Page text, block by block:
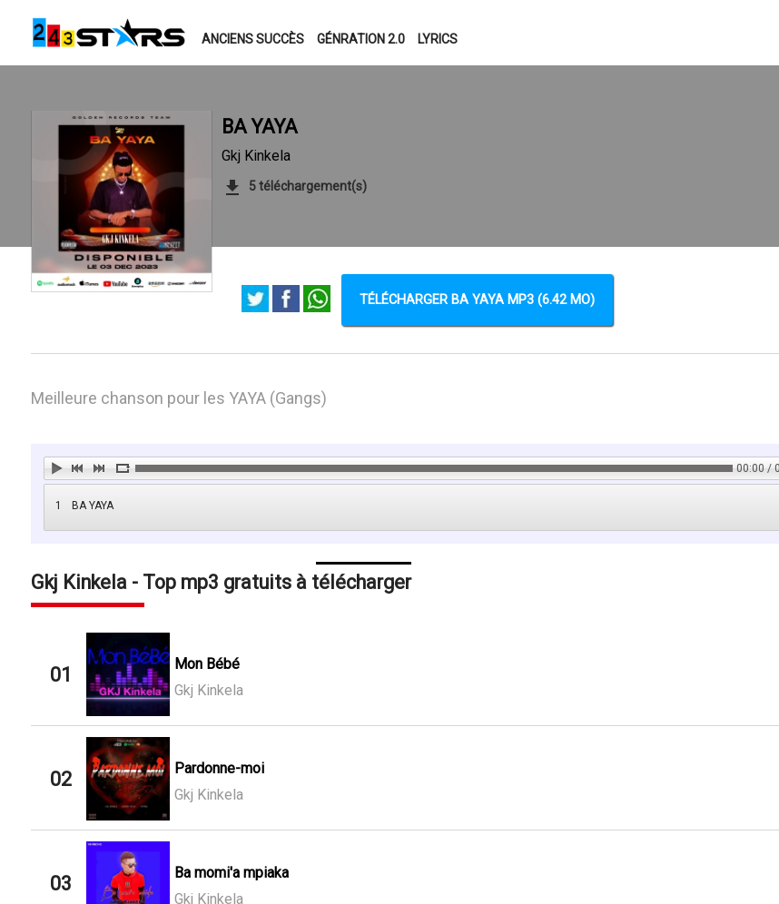
ANCIENS SUCCÈS GÉNRATION 2.0 LYRICS
BA YAYA
Gkj Kinkela
5 téléchargement(s)
TÉLÉCHARGER BA YAYA MP3 (6.42 MO)
Meilleure chanson pour les YAYA (Gangs)
00:00 /
1 BA YAYA
Gkj Kinkela - Top mp3 gratuits à télécharger
01
Mon Bébé
Gkj Kinkela
02
Pardonne-moi
Gkj Kinkela
03
Ba momi'a mpiaka
Gkj Kinkela